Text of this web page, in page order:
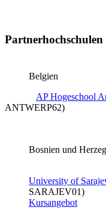
Belgien
AP Hogeschool
ANTWERP62)
Bosnien und
University of
SARAJEV01​)
Kursangebot​